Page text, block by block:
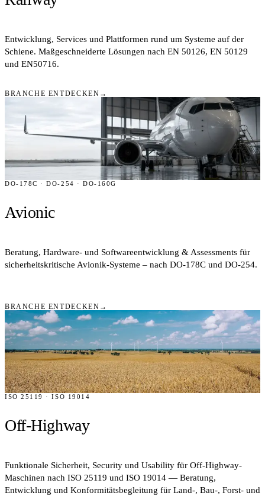
Entwicklung, Services und Plattformen rund um Systeme auf der
Schiene. Maßgeschneiderte Lösungen nach EN 50126, EN 50129
und EN50716.
BRANCHE ENTDECKEN →
DO-178C · DO-254 · DO-160G
Avionic
Beratung, Hardware- und Softwareentwicklung & Assessments für
sicherheitskritische Avionik-Systeme – nach DO-178C und DO-254.
BRANCHE ENTDECKEN →
ISO 25119 · ISO 19014
Off-Highway
Funktionale Sicherheit, Security und Usability für Off-Highway-
Maschinen nach ISO 25119 und ISO 19014 — Beratung,
Entwicklung und Konformitätsbegleitung für Land-, Bau-, Forst- und